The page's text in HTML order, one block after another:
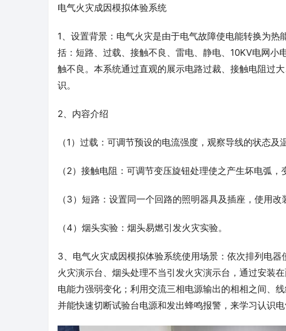
电气火灾成因模拟体验系统
1、设置背景：电气火灾是由于电气故障使电能转换为
括：短路、过载、接触不良、雷电、静电、10KV电网
触不良。本系统通过直观的展示电路过裁、接触电阻过
识。
2、内容介绍
（1）过载：可调节预设的电流强度，观察导线的状态及
（2）接触电阻：可调节变压旋钮处理使之产生坏电弧，
（3）短路：设置同一个回路的照明器具及插座，使用改
（4）烟头实验：烟头易燃引发火灾实验。
3、电气火灾成因模拟体验系统使用场景：依次排列电
火灾演示台、烟头处理不当引发火灾演示台，通过安装
电能力强弱变化；利用交流三相电源输出的相相之间、
并能快速切断试验台电源和发出蜂鸣报警，来学习认识